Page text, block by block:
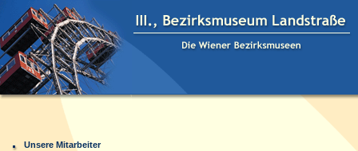
Unsere Mitarbeiter